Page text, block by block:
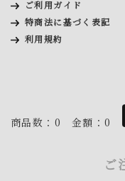
ご利用ガイド
特商法に基づく表記
利用規約
商品数：0 金額：0
ご